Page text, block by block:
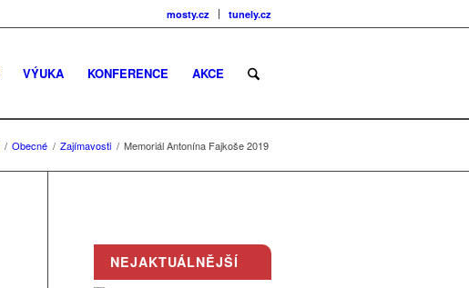
mosty.cz tunely.cz
VÝUKA KONFERENCE AKCE
/ Obecné / Zajímavosti / Memoriál Antonína Fajkoše 2019
NEJAKTUÁLNĚJŠÍ